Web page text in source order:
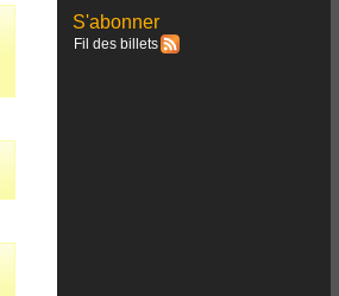
S'abonner
Fil des billets